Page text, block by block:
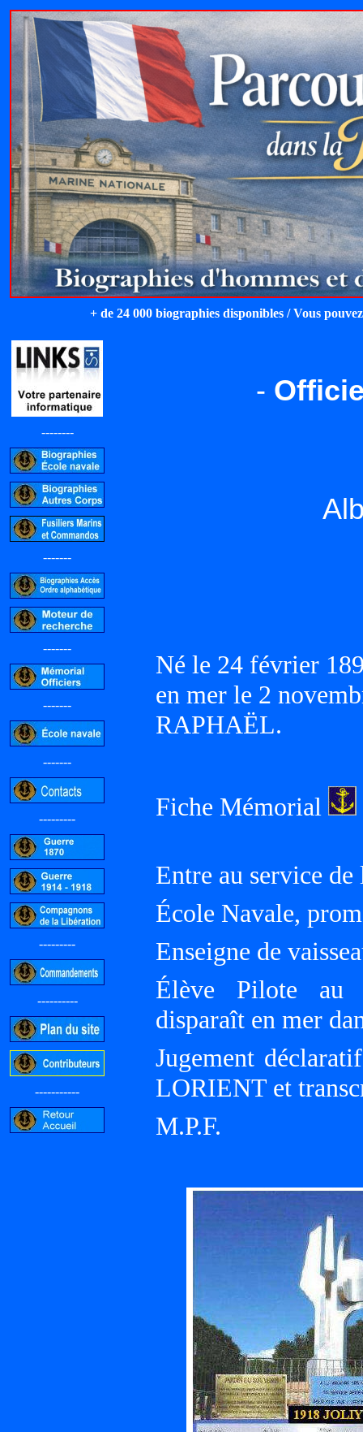
+ de 24 000 biographies disponibles / Vous
--------
-------
-------
-------
-------
---------
---------
----------
-----------
-
Né le 24 février
en mer le 2
RAPHAËL.
Fiche Mémorial
Entre au service
École Navale,
Enseigne de
Élève Pilote au
disparaît en mer
Jugement
LORIENT et
M.P.F.